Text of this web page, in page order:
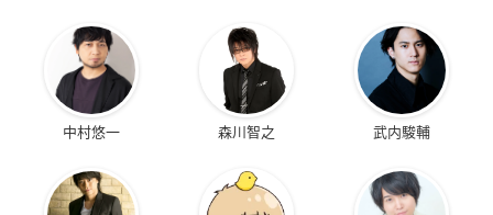
中村悠一 森川智之 武内駿輔